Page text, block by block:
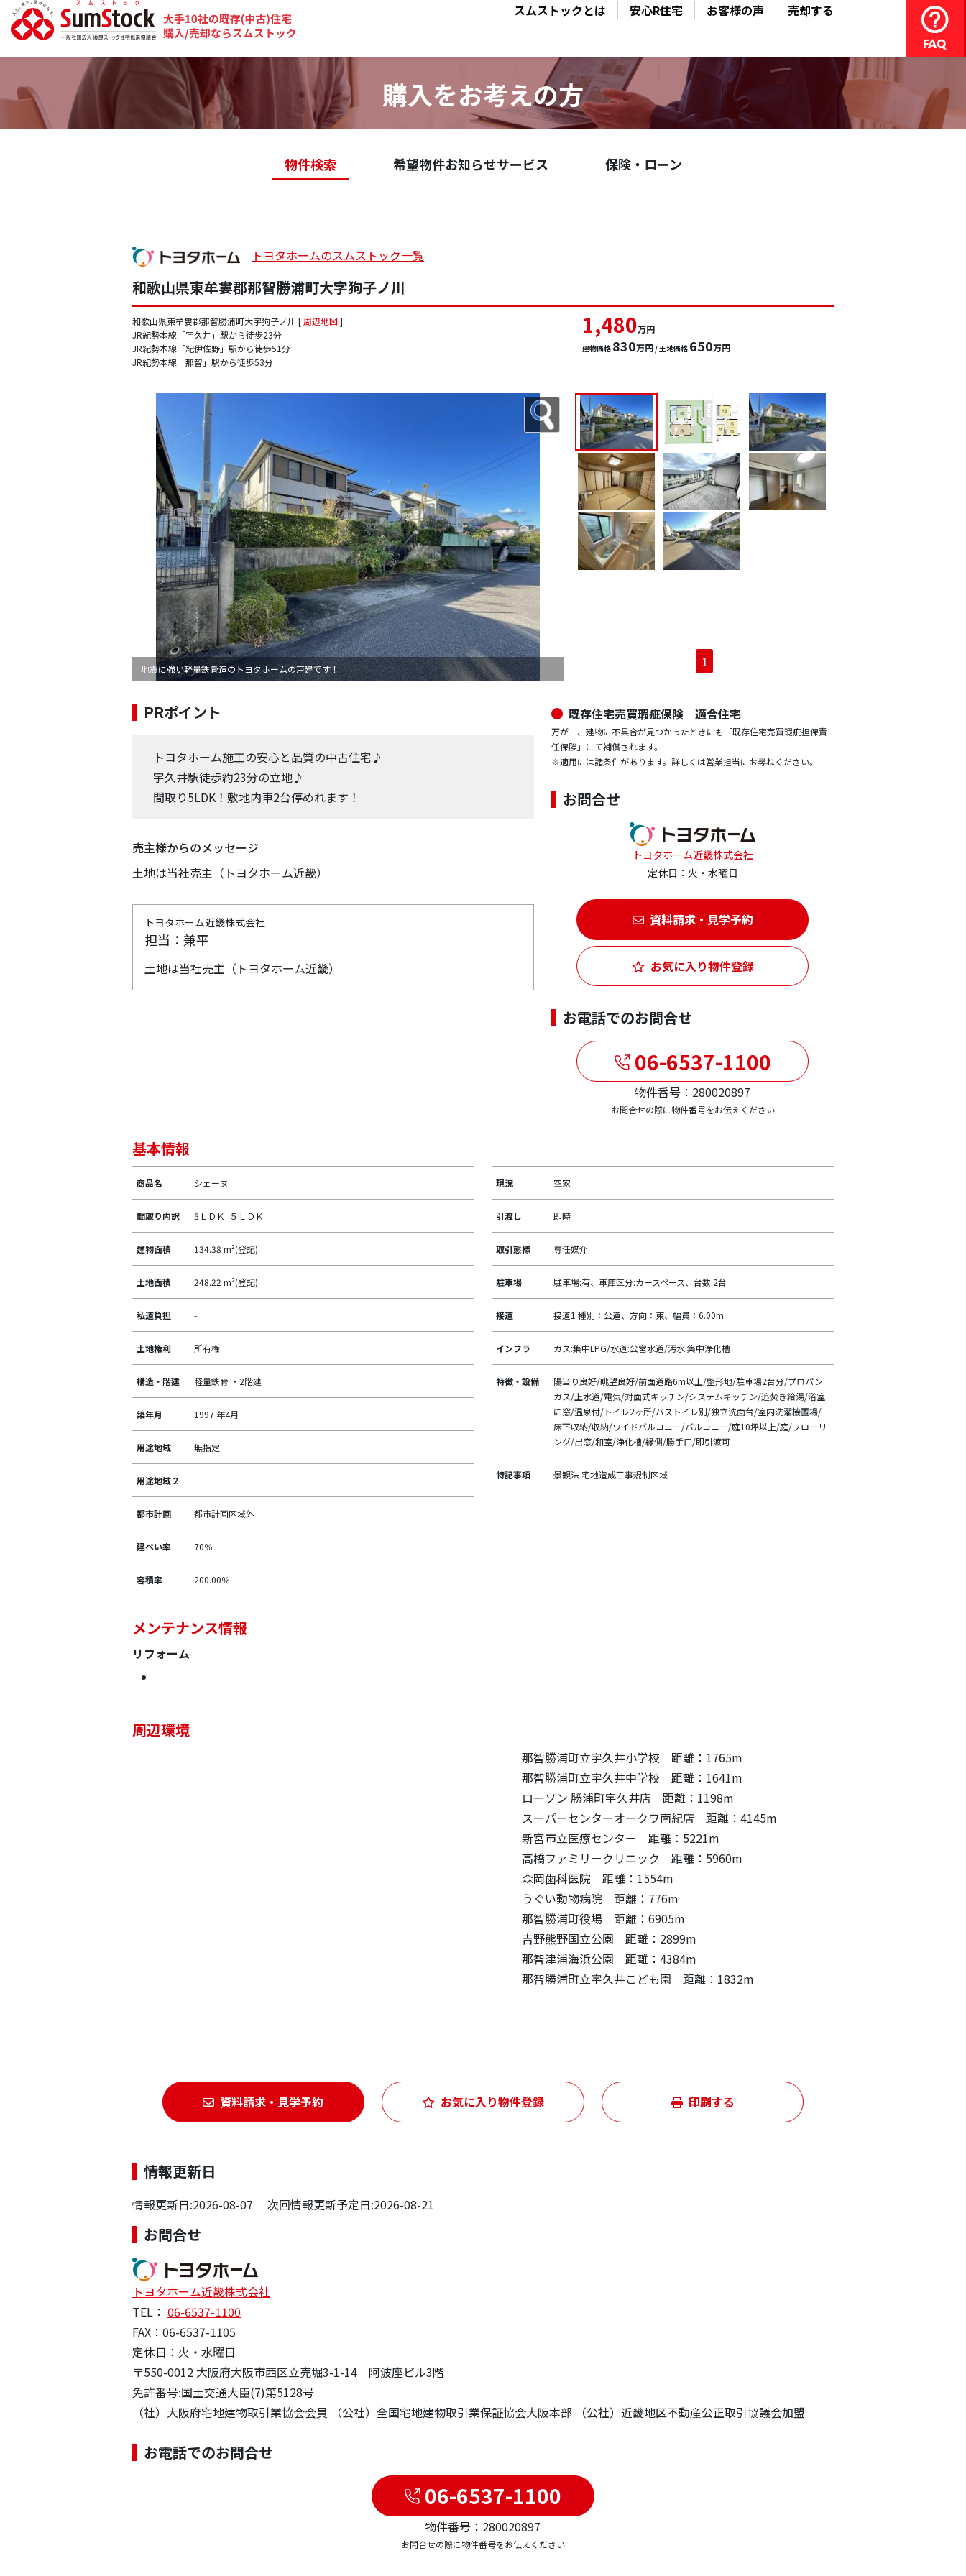
スムストックとは 安心R住宅 お客様の声 売却する
購入をお考えの方
物件検索 希望物件お知らせサービス 保険・ローン
トヨタホームのスムストック一覧
和歌山県東牟婁郡那智勝浦町大字狗子ノ川
和歌山県東牟婁郡那智勝浦町大字狗子ノ川 [ 周辺地図]
JR紀勢本線「宇久井」駅から徒歩23分
JR紀勢本線「紀伊佐野」駅から徒歩51分
JR紀勢本線「那智」駅から徒歩53分
1,480万円
建物価格 830万円 / 土地価格 650万円
地震に強い軽量鉄骨造のトヨタホームの戸建です！ 1
既存住宅売買瑕疵保険 適合住宅
万が一、建物に不具合が見つかったときにも「既存住宅売買瑕疵担保責
任保険」にて補償されます。
※適用には諸条件があります。詳しくは営業担当にお尋ねください。
お問合せ
トヨタホーム近畿株式会社
定休日：火・水曜日
資料請求・見学予約
お気に入り物件登録
お電話でのお問合せ
06-6537-1100
物件番号：280020897
お問合せの際に物件番号をお伝えください
PRポイント
トヨタホーム施工の安心と品質の中古住宅♪
宇久井駅徒歩約23分の立地♪
間取り5LDK！敷地内車2台停めれます！
売主様からのメッセージ
土地は当社売主（トヨタホーム近畿）
トヨタホーム近畿株式会社
担当：兼平
土地は当社売主（トヨタホーム近畿）
基本情報
商品名 シェーヌ
間取り内訳 5ＬＤＫ ５ＬＤＫ
建物面積 134.38 m²(登記)
土地面積 248.22 m²(登記)
私道負担 -
土地権利 所有権
構造・階建 軽量鉄骨 ・2階建
築年月 1997 年4月
用途地域 無指定
用途地域２
都市計画 都市計画区域外
建ぺい率 70％
容積率 200.00％
現況 空家
引渡し 即時
取引態様 専任媒介
駐車場 駐車場:有、車庫区分:カースペース、台数:2台
接道 接道1 種別：公道、方向：東、幅員：6.00m
インフラ ガス:集中LPG/水道:公営水道/汚水:集中浄化槽
特徴・設備
陽当り良好/眺望良好/前面道路6m以上/整形地/駐車場2台分/プロパン
ガス/上水道/電気/対面式キッチン/システムキッチン/追焚き給湯/浴室
に窓/温泉付/トイレ2ヶ所/バストイレ別/独立洗面台/室内洗濯機置場/
床下収納/収納/ワイドバルコニー/バルコニー/庭10坪以上/庭/フローリ
ング/出窓/和室/浄化槽/縁側/勝手口/即引渡可
特記事項 景観法 宅地造成工事規制区域
メンテナンス情報
リフォーム
周辺環境
那智勝浦町立宇久井小学校 距離：1765m
那智勝浦町立宇久井中学校 距離：1641m
ローソン 勝浦町宇久井店 距離：1198m
スーパーセンターオークワ南紀店 距離：4145m
新宮市立医療センター 距離：5221m
高橋ファミリークリニック 距離：5960m
森岡歯科医院 距離：1554m
うぐい動物病院 距離：776m
那智勝浦町役場 距離：6905m
吉野熊野国立公園 距離：2899m
那智津浦海浜公園 距離：4384m
那智勝浦町立宇久井こども園 距離：1832m
資料請求・見学予約 お気に入り物件登録 印刷する
情報更新日
情報更新日:2026-08-07 次回情報更新予定日:2026-08-21
お問合せ
トヨタホーム近畿株式会社
TEL： 06-6537-1100
FAX：06-6537-1105
定休日：火・水曜日
〒550-0012 大阪府大阪市西区立売堀3-1-14 阿波座ビル3階
免許番号:国土交通大臣(7)第5128号
（社）大阪府宅地建物取引業協会会員 （公社）全国宅地建物取引業保証協会大阪本部 （公社）近畿地区不動産公正取引協議会加盟
お電話でのお問合せ
06-6537-1100
物件番号：280020897
お問合せの際に物件番号をお伝えください